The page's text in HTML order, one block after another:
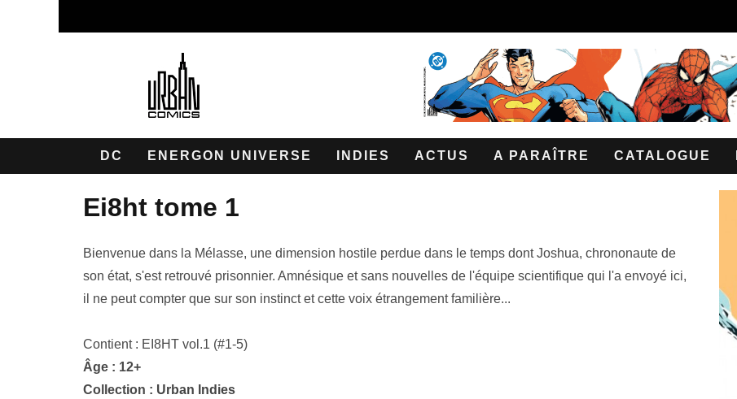
DC ENERGON UNIVERSE INDIES ACTUS A PARAÎTRE CATALOGUE
ei8ht tome 1
Bienvenue dans la Mélasse, une dimension hostile perdue dans le temps dont Joshua, chrononaute de
son état, s'est retrouvé prisonnier. Amnésique et sans nouvelles de l'équipe scientifique qui l'a envoyé ici,
il ne peut compter que sur son instinct et cette voix étrangement familière...
Contient : EI8HT vol.1 (#1-5)
Âge : 12+
Collection : Urban Indies